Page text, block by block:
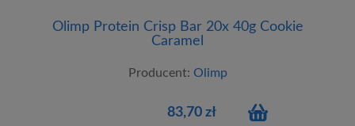
Olimp Protein Crisp Bar 20x 40g Cookie
Caramel
Producent: Olimp
83,70 zł